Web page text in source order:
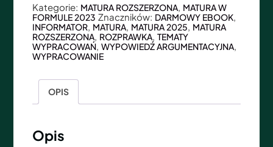
Kategorie: MATURA ROZSZERZONA, MATURA W
FORMULE 2023 Znaczników: DARMOWY EBOOK,
INFORMATOR, MATURA, MATURA 2025 MATURA
ROZSZERZONA, ROZPRAWKA, TEMATY
WYPRACOWAŃ, WYPOWIEDŹ ARGUMENTACYJNA,
WYPRACOWANIE
OPIS
Opis